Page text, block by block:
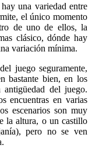
una variedad entre
el único momento
de uno de ellos, la
clásico, dónde hay
variación mínima.
juego seguramente,
bastante bien, en los
del juego.
encuentras en varias
escenarios son muy
la altura, o un castillo
pero no se ven